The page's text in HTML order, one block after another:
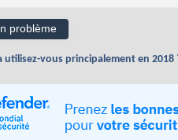
problème
utilisez-vous principalement en 2018